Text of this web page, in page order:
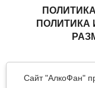
Сайт "АлкоФан"
ПОЛИТИКА